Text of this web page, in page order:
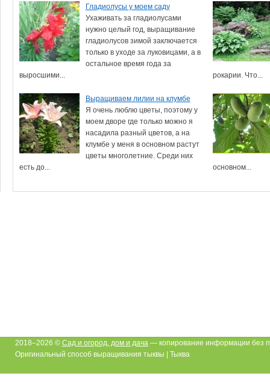
Гладиолусы у моем саду
Ухаживать за гладиолусами
нужно целый год, выращивание
гладиолусов зимой заключается
только в уходе за луковицами, а в
остальное время года за
выросшими...
рокарии. Что...
Выращиваем лилии на клумбе
Я очень люблю цветы, поэтому у
моем дворе где только можно я
насадила разный цветов, а на
клумбе у меня в основном растут
цветы многолетние. Среди них
есть до...
основном...
2018–2026 © Сад и огород, дом и дача— копирование информации без
Оригинальный способ выращивания тыквы | Тыква